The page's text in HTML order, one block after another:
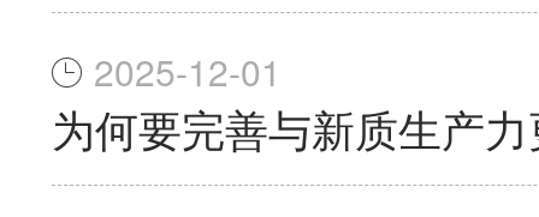
2025-12-01
为何要完善与新质生产